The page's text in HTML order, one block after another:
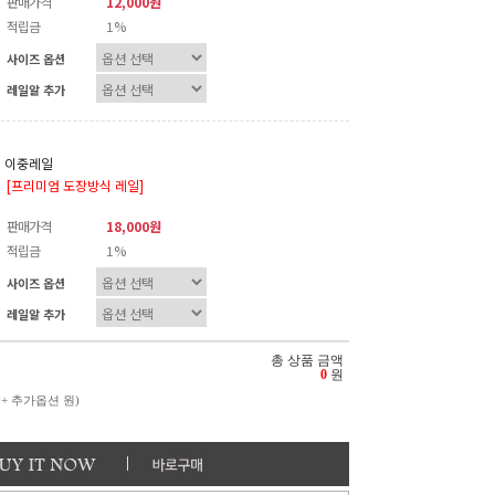
적립금
1%
사이즈 옵션
레일알 추가
이중레일
[프리미엄 도장방식 레일]
판매가격
18,000원
적립금
1%
사이즈 옵션
레일알 추가
총 상품 금액
0 원
추가옵션 원)